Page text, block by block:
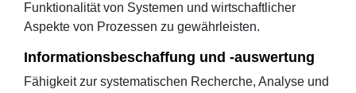
Funktionalität von Systemen und wirtschaftlicher
Aspekte von Prozessen zu gewährleisten.
Informationsbeschaffung und -auswertung
Fähigkeit zur systematischen Recherche, Analyse und